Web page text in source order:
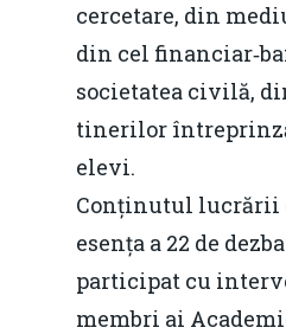
cercetare, din
din cel
societatea civilă,
tinerilor
elevi.
Conținutul lucrării
esența a 22 de
participat cu
membri ai